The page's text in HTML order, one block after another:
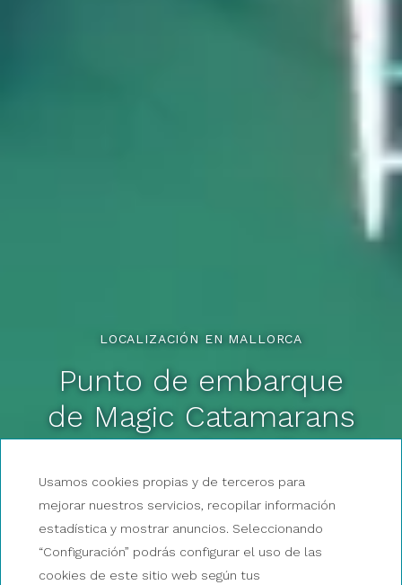
LOCALIZACIÓN EN MALLORCA
Punto de embarque
de Magic Catamarans
en Palma de Mallorca
Usamos cookies propias y de terceros para
mejorar nuestros servicios, recopilar información
estadística y mostrar anuncios. Seleccionando
“Configuración” podrás configurar el uso de las
cookies de este sitio web según tus